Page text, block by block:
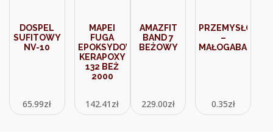
DOSPEL
SUFITOWY
NV-10
65.99zł
MAPEI
FUGA
EPOKSYDOWA
KERAPOXY
132 BEŻ
2000
142.41 zł
AMAZFIT
BAND 7
BEŻOWY
229.00zł
PRZEMYSŁOWY
–
0.35zł